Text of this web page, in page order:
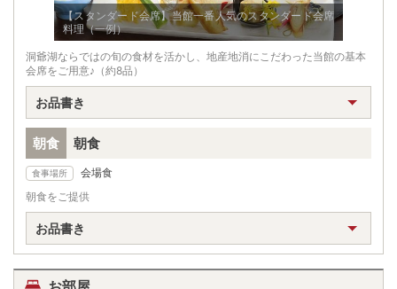
【スタンダード会席】当館一番人気のスタンダード会席
料理（一例）
洞爺湖ならではの旬の食材を活かし、地産地消にこだわった当館の基本
会席をご用意♪（約8品）
お品書き
朝食 朝食
食事場所
会場食
朝食をご提供
お品書き